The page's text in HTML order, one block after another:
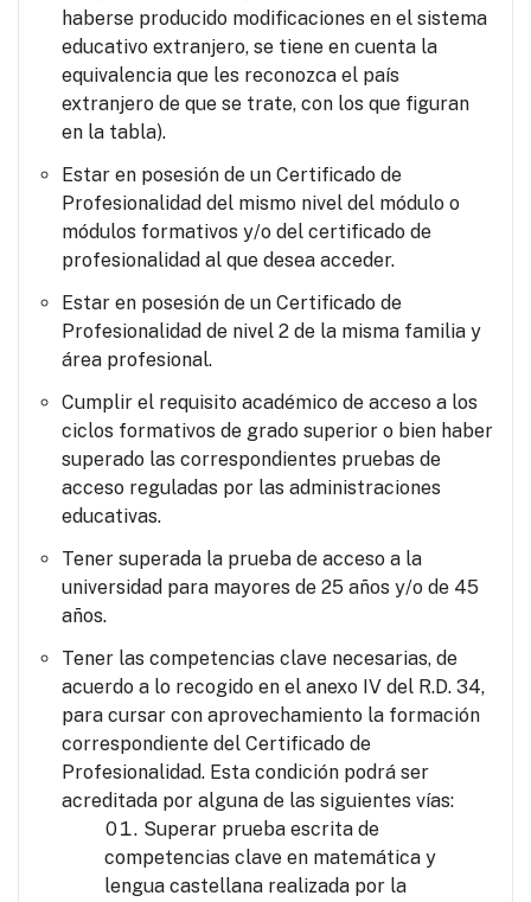
haberse producido modificaciones en el sistema
educativo extranjero, se tiene en cuenta la
equivalencia que les reconozca el país
extranjero de que se trate, con los que figuran
en la tabla).
Estar en posesión de un Certificado de
Profesionalidad del mismo nivel del módulo o
módulos formativos y/o del certificado de
profesionalidad al que desea acceder.
Estar en posesión de un Certificado de
Profesionalidad de nivel 2 de la misma familia y
área profesional.
Cumplir el requisito académico de acceso a los
ciclos formativos de grado superior o bien haber
superado las correspondientes pruebas de
acceso reguladas por las administraciones
educativas.
Tener superada la prueba de acceso a la
universidad para mayores de 25 años y/o de 45
años.
Tener las competencias clave necesarias, de
acuerdo a lo recogido en el anexo IV del R.D. 34,
para cursar con aprovechamiento la formación
correspondiente del Certificado de
Profesionalidad. Esta condición podrá ser
acreditada por alguna de las siguientes vías:
Superar prueba escrita de
competencias clave en matemática y
lengua castellana realizada por la